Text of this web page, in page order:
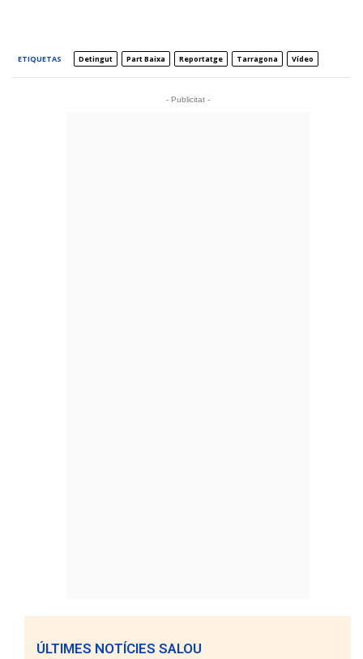
ETIQUETAS Detingut Part Baixa Reportatge Tarragona Vídeo
- Publicitat -
ÚLTIMES NOTÍCIES SALOU